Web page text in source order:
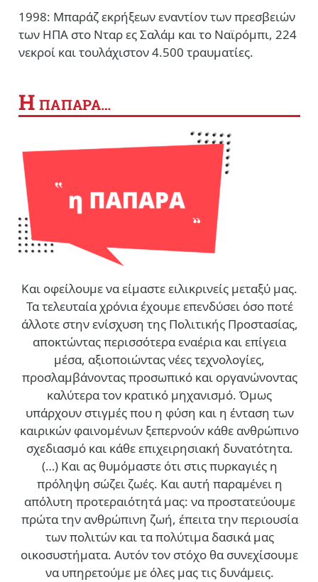
1998: Μπαράζ εκρήξεων εναντίον των πρεσβειών
των ΗΠΑ στο Νταρ ες Σαλάμ και το Ναϊρόμπι, 224
νεκροί και τουλάχιστον 4.500 τραυματίες.
Η ΠΑΠΑΡΑ…
Και οφείλουμε να είμαστε ειλικρινείς μεταξύ μας.
Τα τελευταία χρόνια έχουμε επενδύσει όσο ποτέ
άλλοτε στην ενίσχυση της Πολιτικής Προστασίας,
αποκτώντας περισσότερα εναέρια και επίγεια
μέσα, αξιοποιώντας νέες τεχνολογίες,
προσλαμβάνοντας προσωπικό και οργανώνοντας
καλύτερα τον κρατικό μηχανισμό. Όμως
υπάρχουν στιγμές που η φύση και η ένταση των
καιρικών φαινομένων ξεπερνούν κάθε ανθρώπινο
σχεδιασμό και κάθε επιχειρησιακή δυνατότητα.
(…) Και ας θυμόμαστε ότι στις πυρκαγιές η
πρόληψη σώζει ζωές. Και αυτή παραμένει η
απόλυτη προτεραιότητά μας: να προστατεύουμε
πρώτα την ανθρώπινη ζωή, έπειτα την περιουσία
των πολιτών και τα πολύτιμα δασικά μας
οικοσυστήματα. Αυτόν τον στόχο θα συνεχίσουμε
να υπηρετούμε με όλες μας τις δυνάμεις.